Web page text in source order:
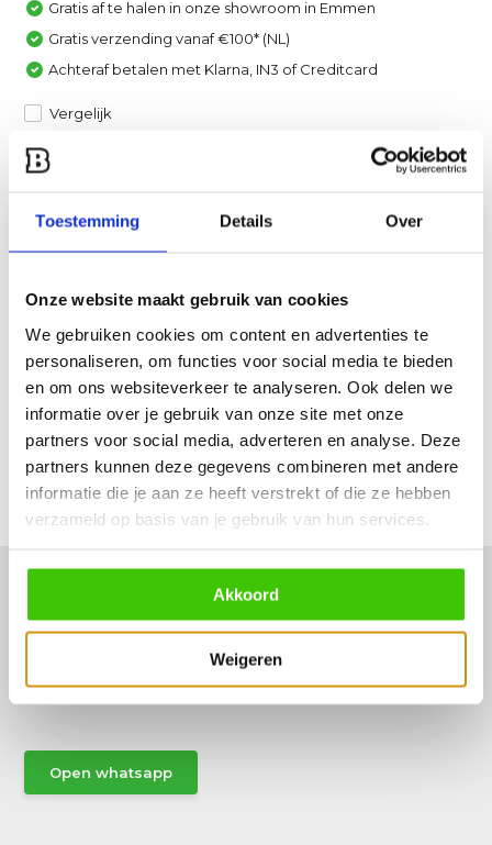
Toestemming Details Over
Onze website maakt gebruik van cookies
We gebruiken cookies om content en advertenties te
personaliseren, om functies voor social media te bieden
en om ons websiteverkeer te analyseren. Ook delen we
informatie over je gebruik van onze site met onze
partners voor social media, adverteren en analyse. Deze
partners kunnen deze gegevens combineren met andere
informatie die je aan ze heeft verstrekt of die ze hebben
verzameld op basis van je gebruik van hun services.
Akkoord
Weigeren
Gratis af te halen in onze showroom in Emmen
Gratis verzending vanaf €100* (NL)
Achteraf betalen met Klarna, IN3 of Creditcard
Vergelijk
Een van onze specialisten helpt je graag verder!
Specificaties
Reviews
Delen
Vraag het een van onze specialisten!
Open whatsapp